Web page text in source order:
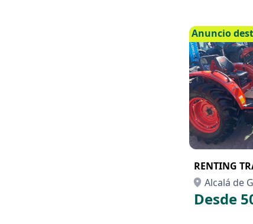
Anuncio
RENTING
Alcalá de
Desde